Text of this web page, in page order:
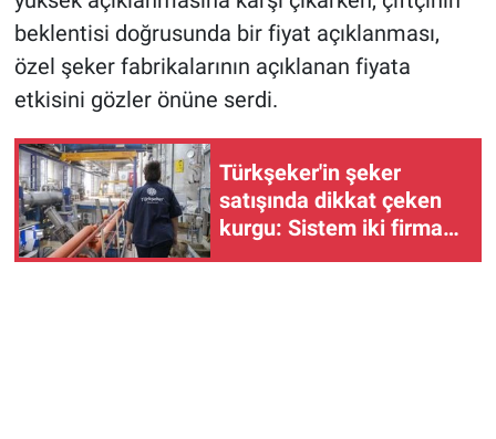
beklentisi doğrusunda bir fiyat açıklanması,
özel şeker fabrikalarının açıklanan fiyata
etkisini gözler önüne serdi.
Türkşeker'in şeker
satışında dikkat çeken
kurgu: Sistem iki firmaya
çalışıyor!